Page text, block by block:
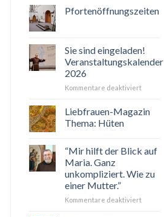
Pfortenöffnungszeiten
Sie sind eingeladen!
Veranstaltungskalender
2026
Kommentare deaktiviertfür
sind
Liebfrauen-Magazin
Thema: Hüten
“Mir hilft der Blick auf
Maria. Ganz
unkompliziert. Wie zu
einer Mutter.”
Kommentare deaktiviertfür